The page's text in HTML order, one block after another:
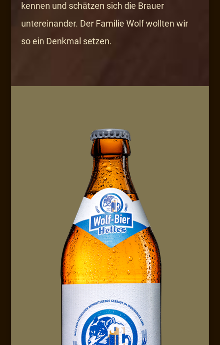
kennen und schätzen sich die Brauer
untereinander. Der Familie Wolf wollten wir
so ein Denkmal setzen.